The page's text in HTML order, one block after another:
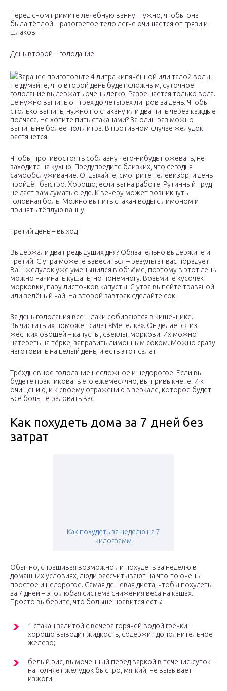
Перед сном примите лечебную ванну. Нужно, чтобы она
была тёплой – разогретое тело легче очищается от грязи и
шлаков.
День второй – голодание
Заранее приготовьте 4 литра кипячённой или талой воды.
Не думайте, что второй день будет сложным, суточное
голодание выдержать очень легко. Разрешается только вода.
Её нужно выпить от трёх до четырёх литров за день. Чтобы
столько выпить, нужно по стакану или два пить через каждые
полчаса. Не хотите пить стаканами? За один раз можно
выпить не более пол литра. В противном случае желудок
растянется.
Чтобы противостоять соблазну чего-нибудь пожевать, не
заходите на кухню. Предупредите близких, что сегодня
самообслуживание. Отдыхайте, смотрите телевизор, и день
пройдёт быстро. Хорошо, если вы на работе. Рутинный труд
не даст вам думать о еде. К вечеру может возникнуть
головная боль. Можно выпить стакан воды с лимоном и
принять тёплую ванну.
Третий день – выход
Выдержали два предыдущих дня? Обязательно выдержите и
третий. С утра можете взвеситься – результат вас порадует.
Ваш желудок уже уменьшился в объёме, поэтому в этот день
можно начинать кушать, но понемногу. Возьмите кусочек
морковки, пару листочков капусты. С утра выпейте травяной
или зелёный чай. На второй завтрак сделайте сок.
За день голодания все шлаки собираются в кишечнике.
Вычистить их поможет салат «Метёлка». Он делается из
жёстких овощей – капусты, свеклы, моркови. Их можно
натереть на тёрке, заправить лимонным соком. Можно сразу
наготовить на целый день, и есть этот салат.
Трёхдневное голодание несложное и недорогое. Если вы
будете практиковать его ежемесячно, вы привыкнете. И к
очищению, и к своему отражению в зеркале, которое будет
всё больше радовать вас.
Как похудеть дома за 7 дней без
затрат
Как похудеть за неделю на 7
килограмм
Обычно, спрашивая возможно ли похудеть за неделю в
домашних условиях, люди рассчитывают на что-то очень
простое и недорогое. Самая дешевая диета, чтобы похудеть
за 7 дней – это любая система снижения веса на кашах.
Просто выберите, что больше нравится есть:
1 стакан залитой с вечера горячей водой гречки –
хорошо выводит жидкость, содержит дополнительное
железо;
белый рис, вымоченный перед варкой в течение суток –
наполняет желудок быстро, мягкий, не вызывает
изжоги;